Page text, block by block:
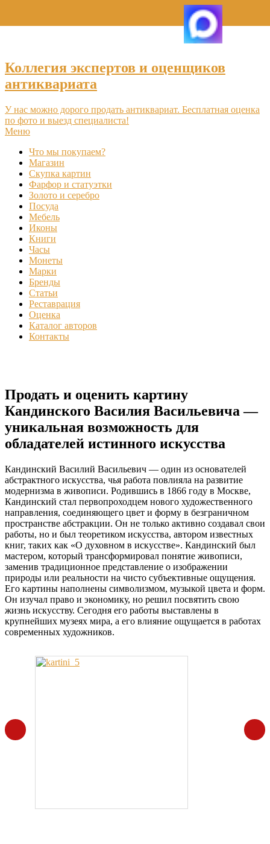
Коллегия экспертов и оценщиков
антиквариата
У нас можно дорого продать антиквариат. Бесплатная оценка
по фото и выезд специалиста!
Меню
Что мы покупаем?
Магазин
Скупка картин
Фарфор и статуэтки
Золото и серебро
Посуда
Мебель
Иконы
Книги
Часы
Монеты
Марки
Бренды
Статьи
Реставрация
Оценка
Каталог авторов
Контакты
Продать и оценить картину
Кандинского Василия Васильевича —
уникальная возможность для
обладателей истинного искусства
Кандинский Василий Васильевич — один из основателей
абстрактного искусства, чья работа повлияла на развитие
модернизма в живописи. Родившись в 1866 году в Москве,
Кандинский стал первопроходцем нового художественного
направления, соединяющего цвет и форму в безграничном
пространстве абстракции. Он не только активно создавал свои
работы, но и был теоретиком искусства, автором известных
книг, таких как «О духовном в искусстве». Кандинский был
мастером, который трансформировал понятие живописи,
заменив традиционное представление о изображении
природы или реальности на чисто субъективные ощущения.
Его картины наполнены символизмом, музыкой цвета и форм.
Он изучал право и экономику, но решил посвятить свою
жизнь искусству. Сегодня его работы выставлены в
крупнейших музеях мира, а его влияние ощущается в работах
современных художников.